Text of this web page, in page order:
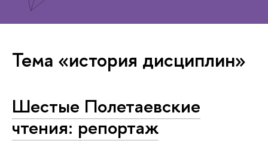
Тема «история дисциплин»
Шестые Полетаевские
чтения: репортаж